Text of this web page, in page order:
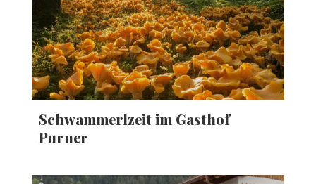
Schwammerlzeit im Gasthof
Purner